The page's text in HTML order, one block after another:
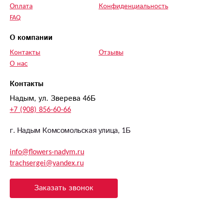
Контакты
Надым, ул. Зверева 46Б
+7 (908) 856-60-66
г. Надым Комсомольская улица, 1Б
info@flowers-nadym.ru
trachsergei@yandex.ru
Заказать звонок
Оплата
FAQ
Конфиденциальность
О компании
Контакты
О нас
Отзывы